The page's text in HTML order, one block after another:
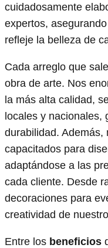
cuidadosamente
expertos,
refleje la belleza de
Cada arreglo que
obra de arte. Nos
la más alta calidad,
locales y nacionales,
durabilidad. Además,
capacitados para
adaptándose a las
cada cliente. Desde
decoraciones para
creatividad de
Entre los beneficios